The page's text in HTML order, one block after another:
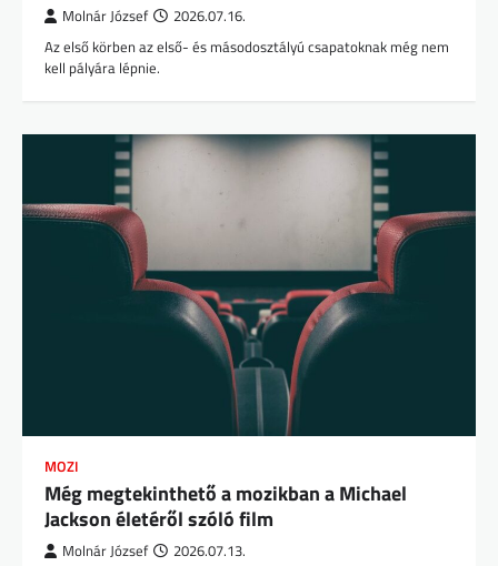
Molnár József 2026.07.16.
Az első körben az első- és másodosztályú csapatoknak még nem
kell pályára lépnie.
MOZI
Még megtekinthető a mozikban a Michael
Jackson életéről szóló film
Molnár József 2026.07.13.